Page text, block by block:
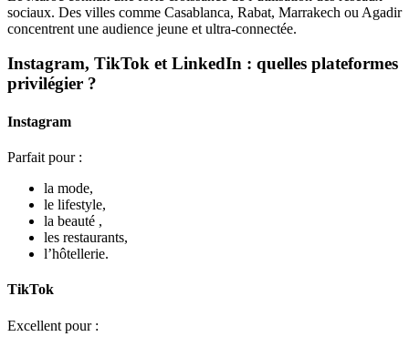
sociaux. Des villes comme Casablanca, Rabat, Marrakech ou Agadir
concentrent une audience jeune et ultra-connectée.
Instagram, TikTok et LinkedIn : quelles plateformes
privilégier ?
Instagram
Parfait pour :
la mode,
le lifestyle,
la beauté ,
les restaurants,
l’hôtellerie.
TikTok
Excellent pour :